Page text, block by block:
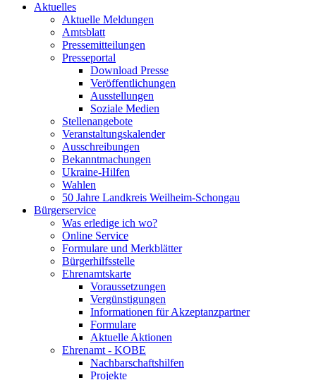
Aktuelles
Aktuelle Meldungen
Amtsblatt
Pressemitteilungen
Presseportal
Download Presse
Veröffentlichungen
Ausstellungen
Soziale Medien
Stellenangebote
Veranstaltungskalender
Ausschreibungen
Bekanntmachungen
Ukraine-Hilfen
Wahlen
50 Jahre Landkreis Weilheim-Schongau
Bürgerservice
Was erledige ich wo?
Online Service
Formulare und Merkblätter
Bürgerhilfsstelle
Ehrenamtskarte
Voraussetzungen
Vergünstigungen
Informationen für Akzeptanzpartner
Formulare
Aktuelle Aktionen
Ehrenamt - KOBE
Nachbarschaftshilfen
Projekte